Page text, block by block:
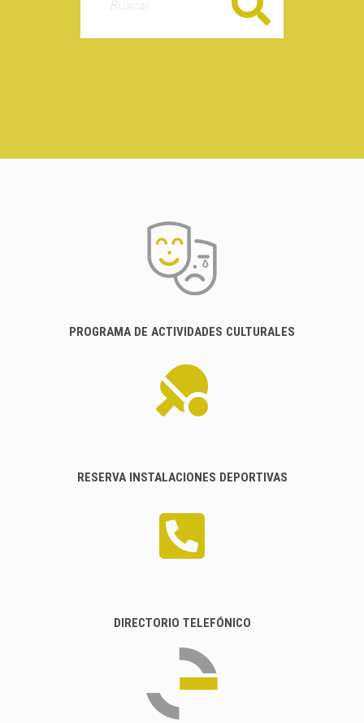
Buscar
PROGRAMA DE ACTIVIDADES CULTURALES
RESERVA INSTALACIONES DEPORTIVAS
DIRECTORIO TELEFÓNICO